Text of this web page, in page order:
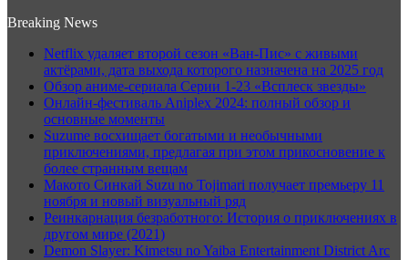
Breaking News
Netflix удаляет второй сезон «Ван-Пис» с живыми
актёрами, дата выхода которого назначена на 2025 год
Обзор аниме-сериала Серии 1-23 «Всплеск звезды»
Онлайн-фестиваль Aniplex 2024: полный обзор и
основные моменты
Suzume восхищает богатыми и необычными
приключениями, предлагая при этом прикосновение к
более странным вещам
Макото Синкай Suzu no Tojimari получает премьеру 11
ноября и новый визуальный ряд
Реинкарнация безработного: История о приключениях в
другом мире (2021)
Demon Slayer: Kimetsu no Yaiba Entertainment District Arc